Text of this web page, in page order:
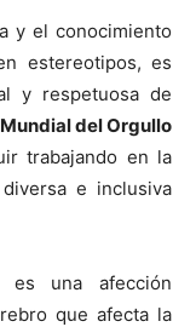
y el conocimiento
estereotipos, es
y respetuosa de
del Orgullo
trabajando en la
e inclusiva
es una afección
que afecta la